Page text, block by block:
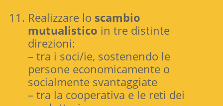
Realizzare lo scambio
mutualistico in tre distinte
direzioni:
– tra i soci/ie, sostenendo le
persone economicamente o
socialmente svantaggiate
– tra la cooperativa e le reti dei